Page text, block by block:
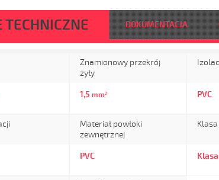
TECHNICZNE DOKUMENTACJA
Znamionowy przekrój
żyły
1,5 mm² PVC
Materiał powłoki
zewnętrznej
PVC
Klasa